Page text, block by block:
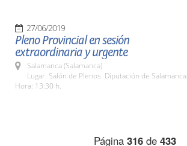
27/06/2019
Pleno Provincial en sesión
extraordinaria y urgente
Salamanca (Salamanca)
Lugar: Salón de Plenos. Diputación de Salamanca
Hora: 13:30 h.
Página 316de 433